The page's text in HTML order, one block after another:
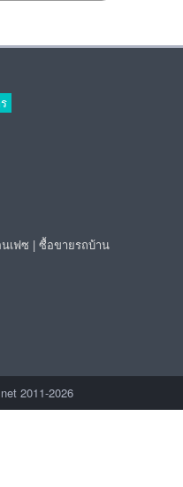
เฟซ | ซื้อขายรถบ้าน
2011-2026